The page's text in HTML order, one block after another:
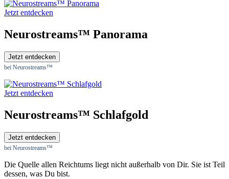
Jetzt entdecken
Neurostreams™ Panorama
Jetzt entdecken
bei Neurostreams™
Jetzt entdecken
Neurostreams™ Schlafgold
Jetzt entdecken
bei Neurostreams™
Die Quelle allen Reichtums liegt nicht außerhalb von Dir. Sie ist Teil
dessen, was Du bist.